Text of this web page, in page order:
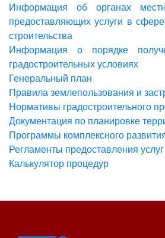
Информация об органах
предоставляющих услуги в сфере
строительства
Информация о порядке
градостроительных условиях
Генеральный план
Правила землепользования и
Нормативы градостроительного
Документация по планировке
Программы комплексного
Регламенты предоставления услуг
Калькулятор процедур